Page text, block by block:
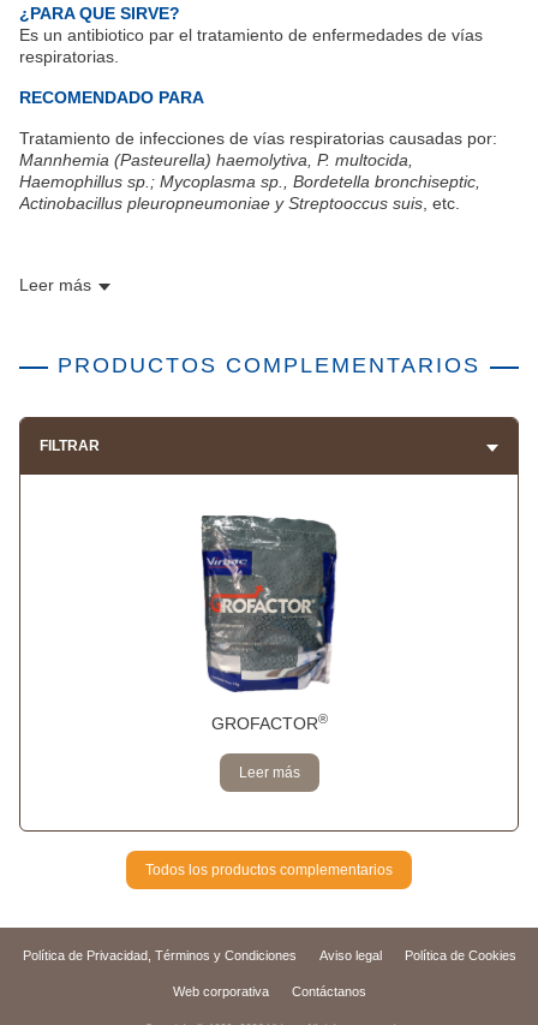
¿PARA QUE SIRVE?
Es un antibiotico par el tratamiento de enfermedades de vías
respiratorias.
RECOMENDADO PARA
Tratamiento de infecciones de vías respiratorias causadas por:
Mannhemia (Pasteurella) haemolytiva, P. multocida,
Haemophillus sp.; Mycoplasma sp., Bordetella bronchiseptic,
Actinobacillus pleuropneumoniae y Streptooccus suis , etc.
Leer más
PRODUCTOS COMPLEMENTARIOS
FILTRAR
GROFACTOR®
Leer más
Todos los productos complementarios
Política de Privacidad, Términos y Condiciones Aviso legal Política de Cookies
Web corporativa Contáctanos